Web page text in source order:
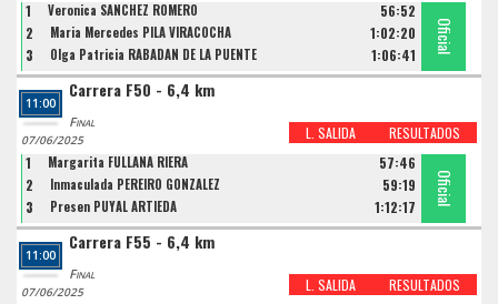
1 Veronica SANCHEZ ROMERO 56:52
Oficial
2 Maria Mercedes PILA VIRACOCHA 1:02:20 Oficial
3 Olga Patricia RABADAN DE LA PUENTE 1:06:41
Oficial
11:00
Carrera F50 - 6,4 km
Final
L. SALIDA RESULTADOS
07/06/2025
1 Margarita FULLANA RIERA 57:46
Oficial
2 Inmaculada PEREIRO GONZALEZ 59:19 Oficial
3 Presen PUYAL ARTIEDA 1:12:17
Oficial
11:00
Carrera F55 - 6,4 km
Final
L. SALIDA RESULTADOS
07/06/2025